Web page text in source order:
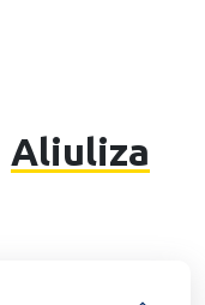
Aliuliza